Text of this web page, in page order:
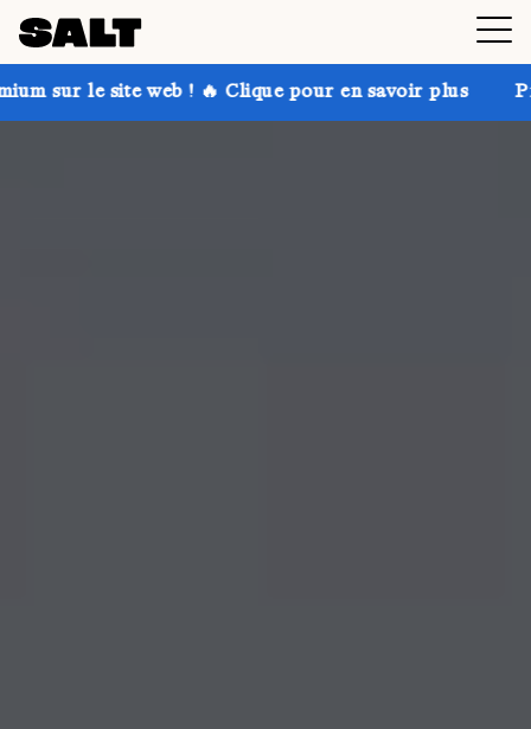
! 🔥 Clique pour en savoir plus Profite de jusqu'à